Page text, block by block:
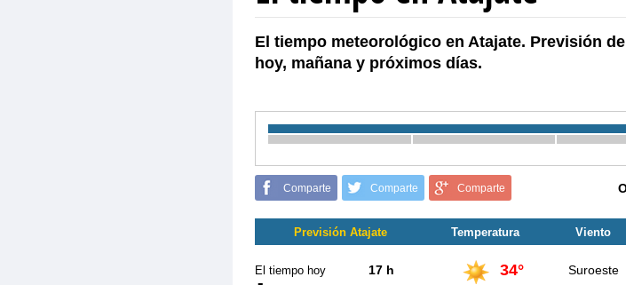
El tiempo meteorológico en Atajate. Previsión
hoy, mañana y próximos días.
Comparte Comparte Comparte
Previsión Atajate Temperatura Viento
El tiempo hoy 17 h 34° Suroeste